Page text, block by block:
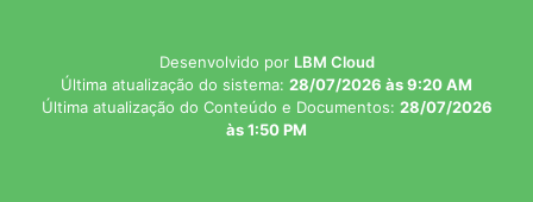
Desenvolvido por LBM Cloud
Última atualização do sistema: 28/07/2026 às 9:20 AM
Última atualização do Conteúdo e Documentos: 28/07/2026
às 1:50 PM